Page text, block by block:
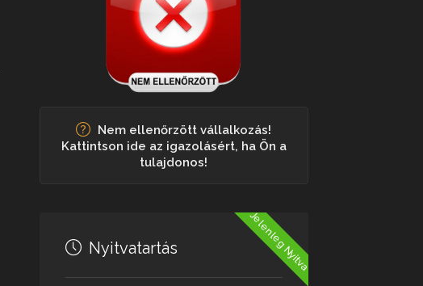
Nem ellenőrzött vállalkozás!
Kattintson ide az igazolásért, ha Ön a
tulajdonos!
Jelenleg Nyitva
Nyitvatartás